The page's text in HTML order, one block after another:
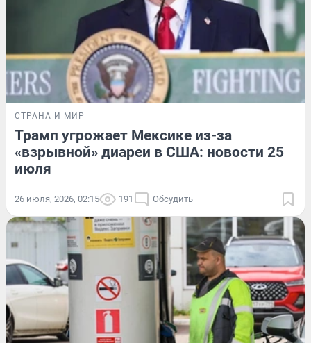
СТРАНА И МИР
Трамп угрожает Мексике из-за
«взрывной» диареи в США: новости 25
июля
26 июля, 2026, 02:15 191 Обсудить